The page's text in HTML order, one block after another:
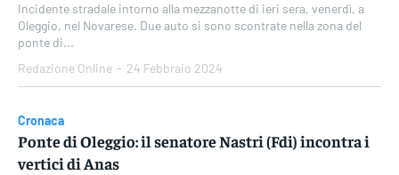
Incidente stradale intorno alla mezzanotte di ieri sera, venerdì, a
Oleggio, nel Novarese. Due auto si sono scontrate nella zona del
ponte di...
Redazione Online - 24 Febbraio 2024
Cronaca
Ponte di Oleggio: il senatore Nastri (Fdi) incontra i
vertici di Anas